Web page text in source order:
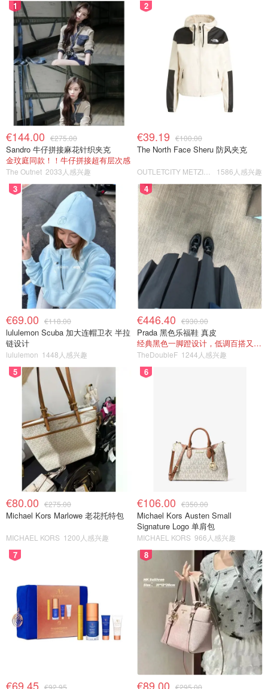
1
€144.00 €275.00
Sandro 牛仔拼接麻花针织夹克
金玟庭同款！！牛仔拼接超有层次感
The Outnet 2033人感兴趣
2
€39.19 €100.00
The North Face Sheru 防风夹克
1586人感兴趣
3
€69.00 €118.00
lululemon Scuba 加大连帽卫衣 半拉
链设计
lululemon 1448人感兴趣
4
€446.40 €930.00
Prada 黑色乐福鞋 真皮
经典黑色一脚蹬设计，低调百搭又高级
TheDoubleF 1244人感兴趣
5
€80.00 €275.00
Michael Kors Marlowe 老花托特包
MICHAEL KORS 1200人感兴趣
6
€106.00 €350.00
Michael Kors Austen Small
Signature Logo 单肩包
MICHAEL KORS 966人感兴趣
7
€69.45 €92.95
8
€89.00 €295.00